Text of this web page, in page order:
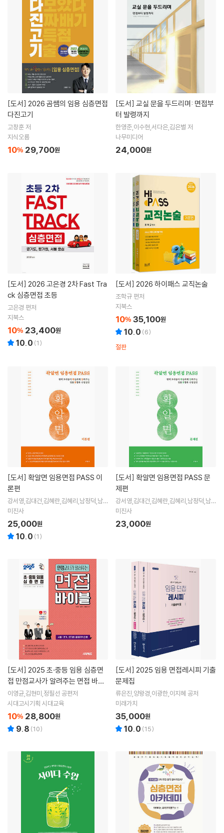
[도서]
다진고기
고창훈 저
지식오름
10% 29,700원
[도서]
터 발령까지
한영준,이수현,서다은,김은별 저
나무미디어
24,000원
[도서]
ck 심층면접 초등
고은경 편저
지북스
10% 23,400원
10.0 (1)
[도서] 2026 하이패스 교직논술
조학규 편저
지북스
10% 35,100원
10.0 (6)
절판
[도서]
론편
강서영,김대건,김혜란,김혜리,남정덕,남지
윤,유승연,이건희,이누리 공저
미진사
25,000원
10.0 (1)
[도서]
제편
강서영,김대건,김혜란,김혜리,남정덕,남지
윤,유승연,이건희,이누리 공저
미진사
23,000원
[도서]
접 만점교사가 알려주는 면접 바이
블
이영균,김현미,정필선 공편저
시대고시기획 시대교육
10% 28,800원
9.8 (10)
[도서]
문제집
류은진,양왕경,이광한,이지혜 공저
미래가치
35,000원
10.0 (15)